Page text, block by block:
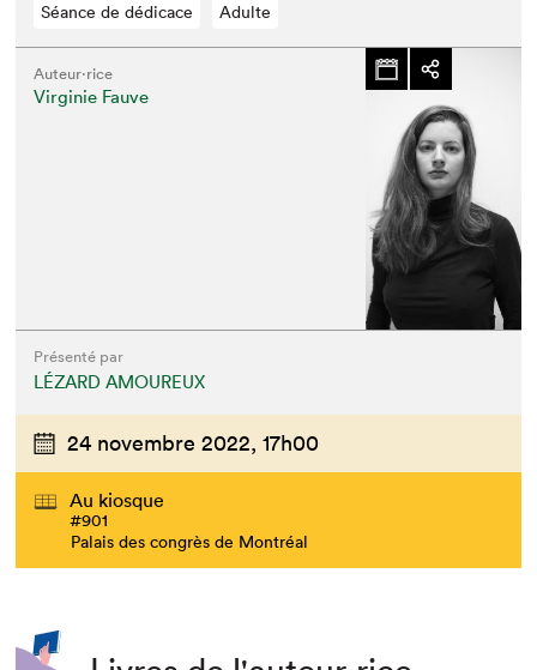
Séance de dédicace Adulte
Auteur·rice
Virginie Fauve
Présenté par
LÉZARD AMOUREUX
24 novembre 2022, 17h00
Au kiosque
#901
Palais des congrès de Montréal